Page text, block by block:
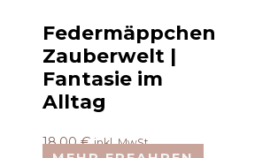
Federmäppchen
Zauberwelt |
Fantasie im
Alltag
18,00€ inkl. MwSt.